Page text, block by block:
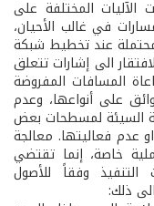
الآليات المختلفة على
في غالب الأحيان،
عند تخطيط شبكة
الى إشارات تتعلق
المسافات المفروضة
على أنواعها، وعدم
السيئة لمسطحات بعض
عدم فعاليتها. معالجة
خاصة، إنما تقتضي
التنفيذ وفقاً للأصول
ذلك: